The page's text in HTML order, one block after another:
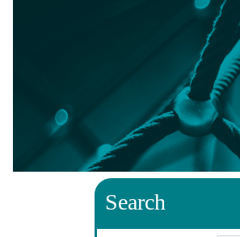
Search